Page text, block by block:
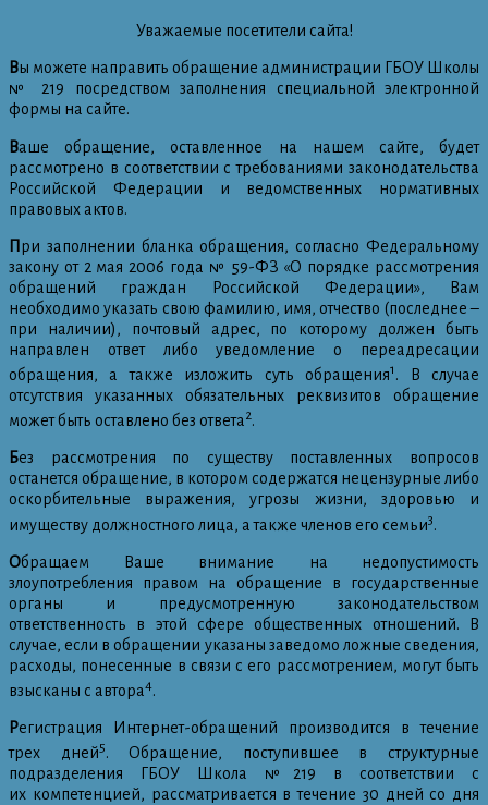
Уважаемые посетители сайта!
Вы можете направить обращение администрации ГБОУ Школы
№ 219 посредством заполнения специальной электронной
формы на сайте.
Ваше обращение, оставленное на нашем сайте, будет
рассмотрено в соответствии с требованиями законодательства
Российской Федерации и ведомственных нормативных
правовых актов.
При заполнении бланка обращения, согласно Федеральному
закону от 2 мая 2006 года № 59-ФЗ «О порядке рассмотрения
обращений граждан Российской Федерации», Вам
необходимо указать свою фамилию, имя, отчество (последнее –
при наличии), почтовый адрес, по которому должен быть
направлен ответ либо уведомление о переадресации
обращения, а также изложить суть обращения1 . В случае
отсутствия указанных обязательных реквизитов обращение
может быть оставлено без ответа2.
Без рассмотрения по существу поставленных вопросов
останется обращение, в котором содержатся нецензурные либо
оскорбительные выражения, угрозы жизни, здоровью и
имуществу должностного лица, а также членов его семьи3.
Обращаем Ваше внимание на недопустимость
злоупотребления правом на обращение в государственные
органы и предусмотренную законодательством
ответственность в этой сфере общественных отношений. В
случае, если в обращении указаны заведомо ложные сведения,
расходы, понесенные в связи с его рассмотрением, могут быть
взысканы с автора4.
Регистрация Интернет-обращений производится в течение
трех дней5. Обращение, поступившее в структурные
подразделения ГБОУ Школа №219 в соответствии с
их компетенцией, рассматривается в течение 30 дней со дня